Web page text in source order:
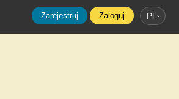
Zarejestruj Zaloguj Pl